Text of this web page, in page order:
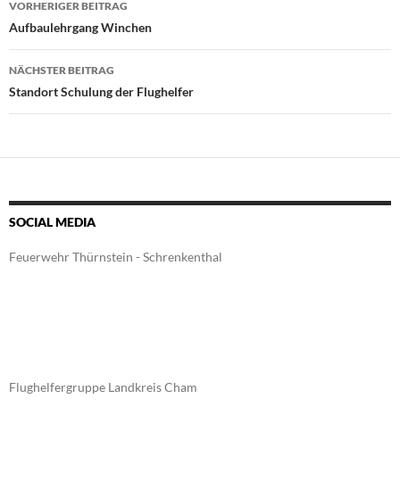
VORHERIGER BEITRAG
Aufbaulehrgang Winchen
NÄCHSTER BEITRAG
Standort Schulung der Flughelfer
SOCIAL MEDIA
Feuerwehr Thürnstein - Schrenkenthal
Flughelfergruppe Landkreis Cham